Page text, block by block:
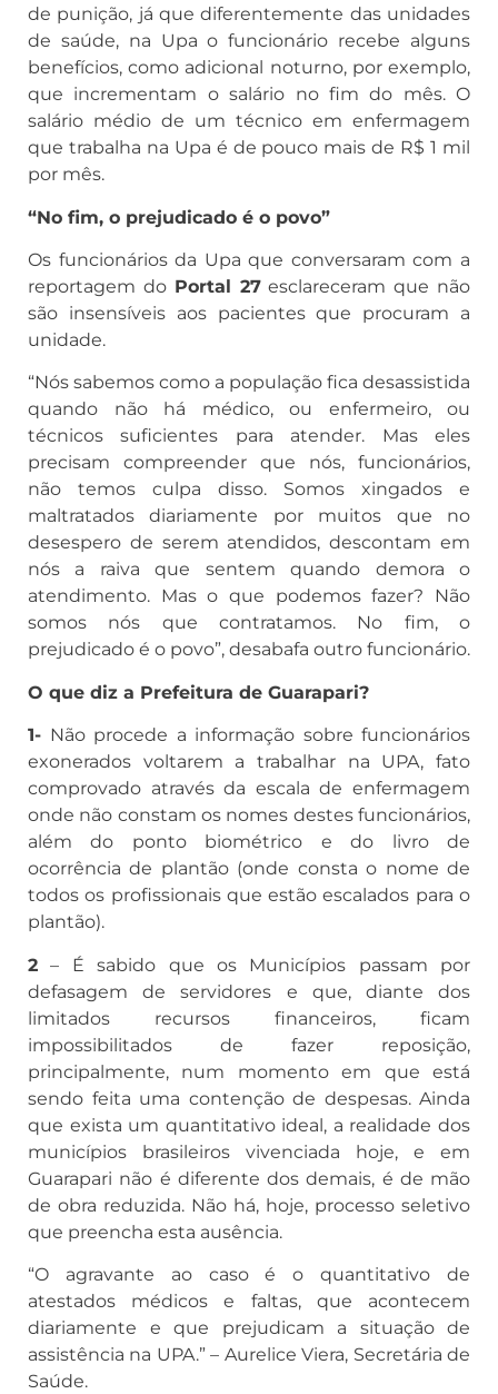
de punição, já que diferentemente das unidades
de saúde, na Upa o funcionário recebe alguns
benefícios, como adicional noturno, por exemplo,
que incrementam o salário no fim do mês. O
salário médio de um técnico em enfermagem
que trabalha na Upa é de pouco mais de R$ 1 mil
por mês.
“No fim, o prejudicado é o povo”
Os funcionários da Upa que conversaram com a
reportagem do Portal 27esclareceram que não
são insensíveis aos pacientes que procuram a
unidade.
“Nós sabemos como a população fica desassistida
quando não há médico, ou enfermeiro, ou
técnicos suficientes para atender. Mas eles
precisam compreender que nós, funcionários,
não temos culpa disso. Somos xingados e
maltratados diariamente por muitos que no
desespero de serem atendidos, descontam em
nós a raiva que sentem quando demora o
atendimento. Mas o que podemos fazer? Não
somos nós que contratamos. No fim, o
prejudicado é o povo”, desabafa outro funcionário.
O que diz a Prefeitura de Guarapari?
1- Não procede a informação sobre funcionários
exonerados voltarem a trabalhar na UPA, fato
comprovado através da escala de enfermagem
onde não constam os nomes destes funcionários,
além do ponto biométrico e do livro de
ocorrência de plantão (onde consta o nome de
todos os profissionais que estão escalados para o
plantão).
2 – É sabido que os Municípios passam por
defasagem de servidores e que, diante dos
limitados recursos financeiros, ficam
impossibilitados de fazer reposição,
principalmente, num momento em que está
sendo feita uma contenção de despesas. Ainda
que exista um quantitativo ideal, a realidade dos
municípios brasileiros vivenciada hoje, e em
Guarapari não é diferente dos demais, é de mão
de obra reduzida. Não há, hoje, processo seletivo
que preencha esta ausência.
“O agravante ao caso é o quantitativo de
atestados médicos e faltas, que acontecem
diariamente e que prejudicam a situação de
assistência na UPA.” – Aurelice Viera, Secretária de
Saúde.